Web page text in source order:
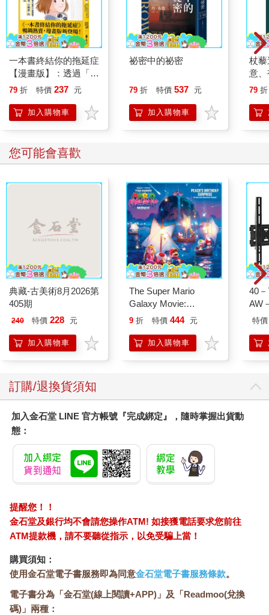
一本書終結你的拖延症
【漫畫版】：透過「小
行動」打開大腦的行動
「行動派」的37個科
學方法
79 折 特價 237 元
加入購物車
祕密中的祕密
79 折 特價 537 元
加入購物車
杖
意
恭
79 折
您可能會喜歡
典藏-古美術8月2026第
405期
240 特價 228 元
加入購物車
The Super Mario
Galaxy Movie:
Peach`s Birthday
Mario Galaxy Movie
Storybook
9 折 特價 444 元
加入購物車
40
AW
特價
訂購/退換貨須知
加入金石堂 LINE 官方帳號『完成綁定』，隨時掌握出貨動
態：
提醒您！！
金石堂及銀行均不會請您操作ATM! 如接獲電話要求您前往
ATM提款機，請不要聽從指示，以免受騙上當！
購買須知：
使用金石堂電子書服務即為同意金石堂電子書服務條款。
電子書分為「金石堂(線上閱讀+APP)」及「Readmoo(兌換
碼)」兩種：